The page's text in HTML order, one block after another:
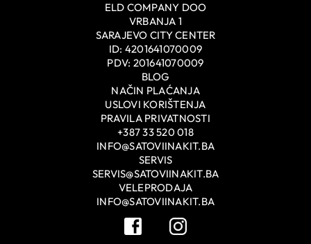
ELD COMPANY DOO
VRBANJA 1
SARAJEVO CITY CENTER
ID: 4201641070009
PDV: 201641070009
BLOG
NAČIN PLAĆANJA
USLOVI KORIŠTENJA
PRAVILA PRIVATNOSTI
+387 33 520 018
INFO@SATOVIINAKIT.BA
SERVIS
SERVIS@SATOVIINAKIT.BA
VELEPRODAJA
INFO@SATOVIINAKIT.BA